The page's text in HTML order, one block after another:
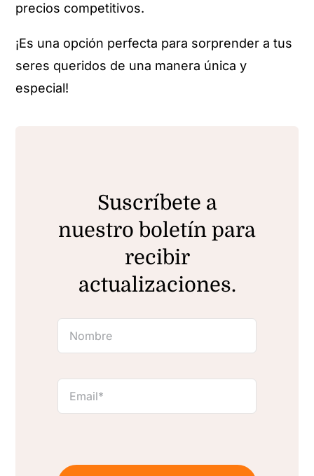
precios competitivos.
¡Es una opción perfecta para sorprender a tus
seres queridos de una manera única y
especial!
Suscríbete a
nuestro boletín para
recibir
actualizaciones.